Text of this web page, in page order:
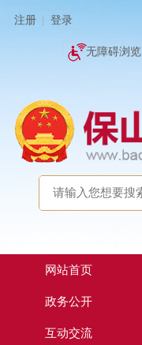
注册 登录
无障碍浏览
网站首页
政务公开
互动交流